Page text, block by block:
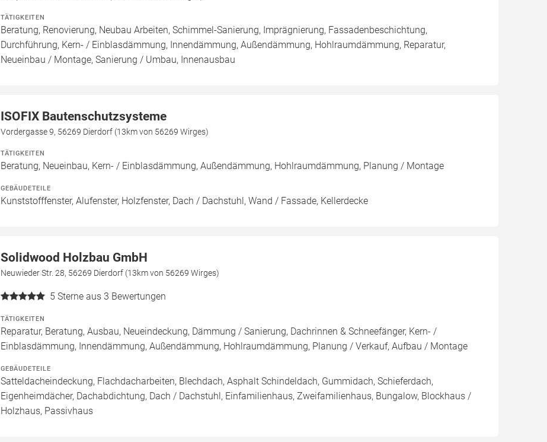
TÄTIGKEITEN
Beratung, Renovierung, Neubau Arbeiten, Schimmel-Sanierung, Imprägnierung, Fassadenbeschichtung,
Durchführung, Kern- / Einblasdämmung, Innendämmung, Außendämmung, Hohlraumdämmung, Reparatur,
Neueinbau / Montage, Sanierung / Umbau, Innenausbau
ISOFIX Bautenschutzsysteme
Vordergasse 9, 56269 Dierdorf (13km von 56269 Wirges)
TÄTIGKEITEN
Beratung, Neueinbau, Kern- / Einblasdämmung, Außendämmung, Hohlraumdämmung, Planung / Montage
GEBÄUDETEILE
Kunststofffenster, Alufenster, Holzfenster, Dach / Dachstuhl, Wand / Fassade, Kellerdecke
Solidwood Holzbau GmbH
Neuwieder Str. 28, 56269 Dierdorf (13km von 56269 Wirges)
5 Sterne aus 3 Bewertungen
TÄTIGKEITEN
Reparatur, Beratung, Ausbau, Neueindeckung, Dämmung / Sanierung, Dachrinnen & Schneefänger, Kern- /
Einblasdämmung, Innendämmung, Außendämmung, Hohlraumdämmung, Planung / Verkauf, Aufbau / Montage
GEBÄUDETEILE
Satteldacheindeckung, Flachdacharbeiten, Blechdach, Asphalt Schindeldach, Gummidach, Schieferdach,
Eigenheimdächer, Dachabdichtung, Dach / Dachstuhl, Einfamilienhaus, Zweifamilienhaus, Bungalow, Blockhaus /
Holzhaus, Passivhaus